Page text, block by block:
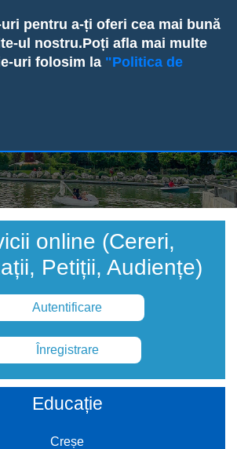
pentru a-ți oferi cea mai bună
ul nostru.Poți afla mai multe
uri folosim la "Politica de
Sectorului 6
online (Cereri,
Petiții, Audiențe)
Autentificare
Înregistrare
Educație
Creșe